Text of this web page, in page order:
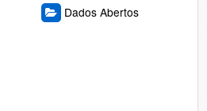
Dados Abertos